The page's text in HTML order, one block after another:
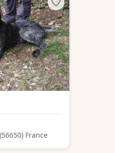
France